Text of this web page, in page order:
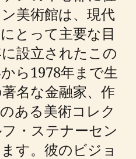
美術館は、現代
とって主要な目
設立されたこの
ら1978年まで生
名な金融家、作
ある美術コレク
・ステナーセン
す。彼のビジョ